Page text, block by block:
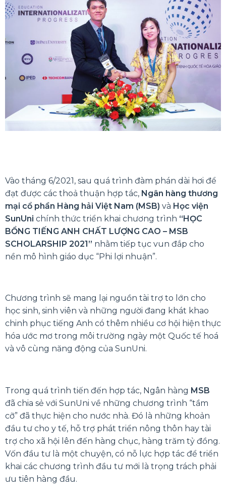
Vào tháng 6/2021, sau quá trình đàm phán dài hơi để
đạt được các thoả thuận hợp tác, Ngân hàng thương
mại cổ phần Hàng hải Việt Nam (MSB) và Học viện
SunUni chính thức triển khai chương trình “HỌC
BỔNG TIẾNG ANH CHẤT LƯỢNG CAO – MSB
SCHOLARSHIP 2021” nhằm tiếp tục vun đắp cho
nền mô hình giáo dục “Phi lợi nhuận”.
Chương trình sẽ mang lại nguồn tài trợ to lớn cho
học sinh, sinh viên và những người đang khát khao
chinh phục tiếng Anh có thêm nhiều cơ hội hiện thực
hóa ước mơ trong môi trường ngày một Quốc tế hoá
và vô cùng năng động của SunUni.
Trong quá trình tiến đến hợp tác, Ngân hàng MSB
đã chia sẻ với SunUni về những chương trình “tầm
cỡ” đã thực hiện cho nước nhà. Đó là những khoản
đầu tư cho y tế, hỗ trợ phát triển nông thôn hay tài
trợ cho xã hội lên đến hàng chục, hàng trăm tỷ đồng.
Vốn đầu tư là một chuyện, có nỗ lực hợp tác để triển
khai các chương trình đầu tư mới là trọng trách phải
ưu tiên hàng đầu.